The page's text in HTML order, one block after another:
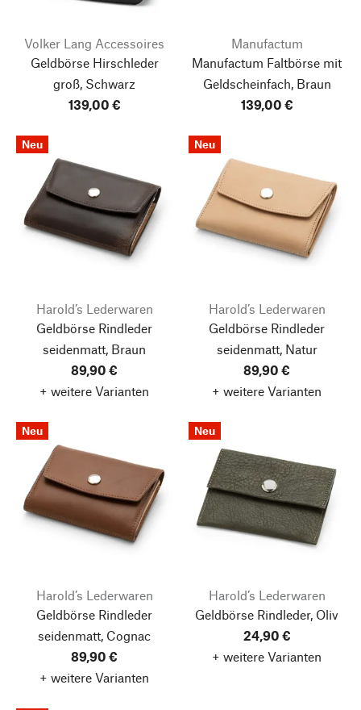
Volker Lang Accessoires
Geldbörse Hirschleder
groß, Schwarz
139,00 €
Manufactum
Manufactum Faltbörse mit
Geldscheinfach, Braun
139,00 €
Neu
Harold’s Lederwaren
Geldbörse Rindleder
seidenmatt, Braun
89,90 €
+ weitere Varianten
Neu
Harold’s Lederwaren
Geldbörse Rindleder
seidenmatt, Natur
89,90 €
+ weitere Varianten
Neu
Harold’s Lederwaren
Geldbörse Rindleder
seidenmatt, Cognac
89,90 €
+ weitere Varianten
Neu
Harold’s Lederwaren
Geldbörse Rindleder, Oliv
24,90 €
+ weitere Varianten